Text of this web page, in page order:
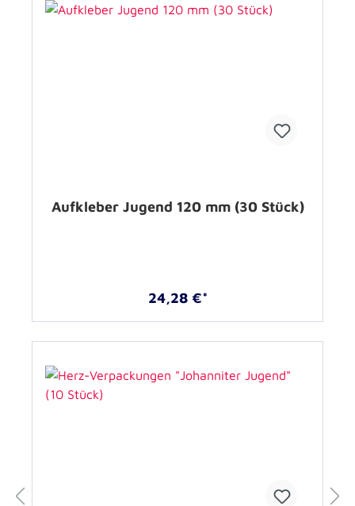
Aufkleber Jugend 120 mm (30 Stück)
24,28 €*